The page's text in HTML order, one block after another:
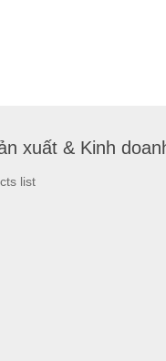
xuất & Kinh
list